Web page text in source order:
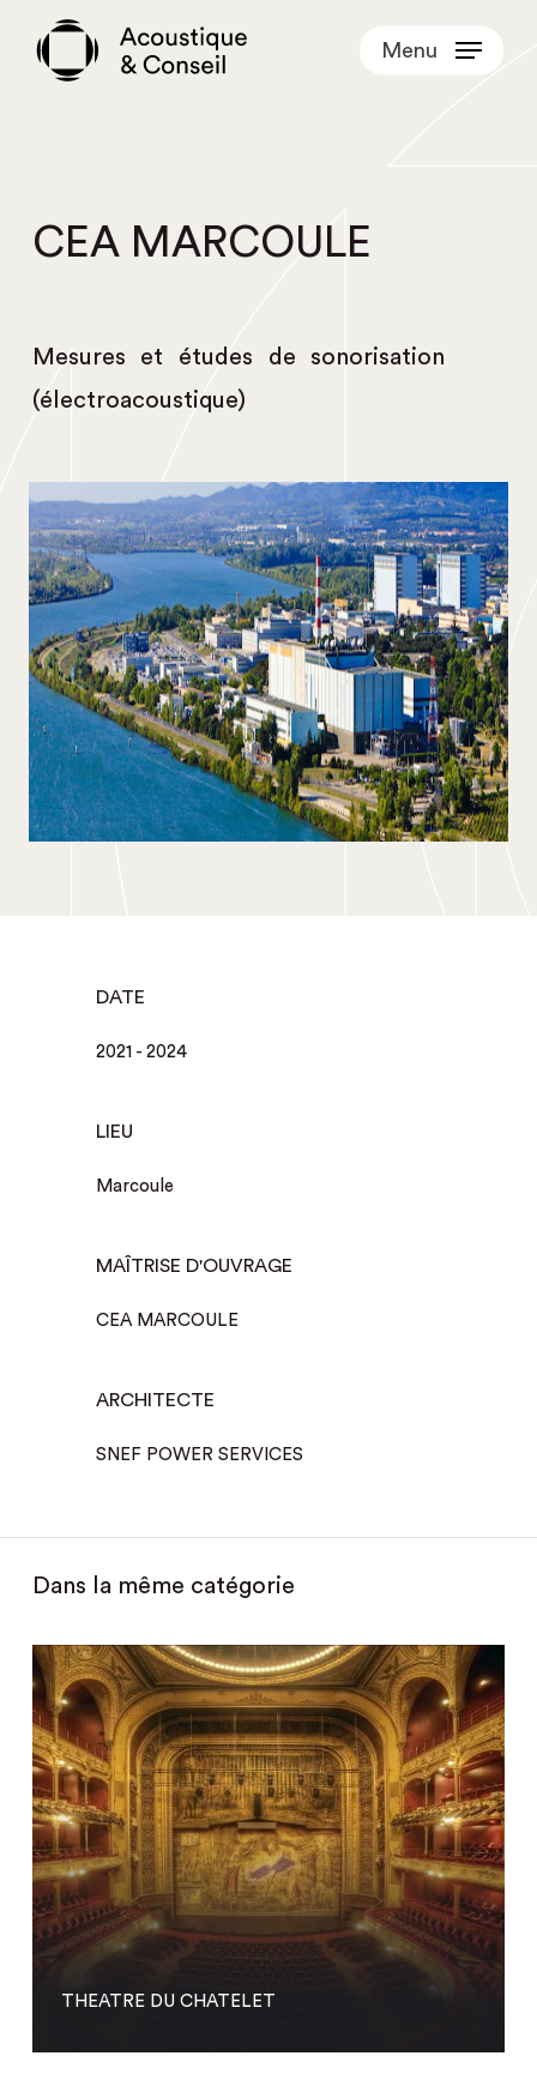
Menu
CEA MARCOULE
Mesures et études de sonorisation
(électroacoustique)
DATE
2021 - 2024
LIEU
Marcoule
MAÎTRISE D'OUVRAGE
CEA MARCOULE
ARCHITECTE
SNEF POWER SERVICES
Dans la même catégorie
THEATRE DU CHATELET